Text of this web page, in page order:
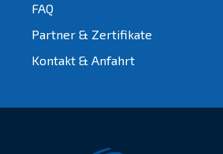
FAQ
Partner & Zertifikate
Kontakt & Anfahrt